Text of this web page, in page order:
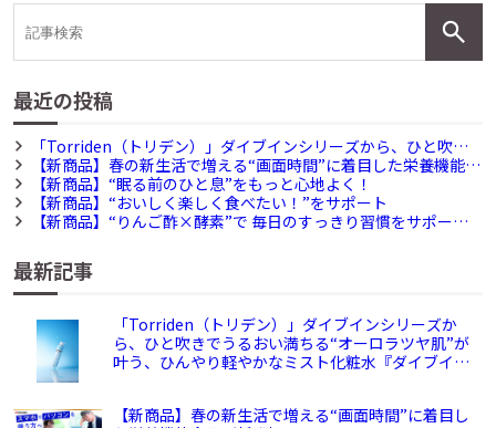
最近の投稿
「Torriden（トリデン）」ダイブインシリーズから、ひと吹き
でうるおい満ちる“オーロラツヤ肌”が叶う、ひんやり軽やかなミ
スト化粧水『ダイブイン グロウ ミスト』が新登場
【新商品】春の新生活で増える“画面時間”に着目した栄養機能食
品が新登場！
【新商品】“眠る前のひと息”をもっと心地よく！
【新商品】“おいしく楽しく食べたい！”をサポート
【新商品】“りんご酢×酵素”で 毎日のすっきり習慣をサポー
最新記事
「Torriden（トリデン）」ダイブインシリーズか
ら、ひと吹きでうるおい満ちる“オーロラツヤ肌”が
叶う、ひんやり軽やかなミスト化粧水『ダイブイン
【新商品】春の新生活で増える“画面時間”に着目し